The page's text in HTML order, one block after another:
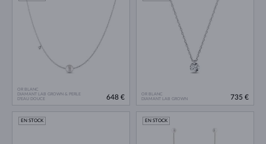
OR BLANC
DIAMANT LAB GROWN & PERLE
D'EAU DOUCE
648 €
OR BLANC
DIAMANT LAB GROWN
735 €
EN STOCK EN STOCK